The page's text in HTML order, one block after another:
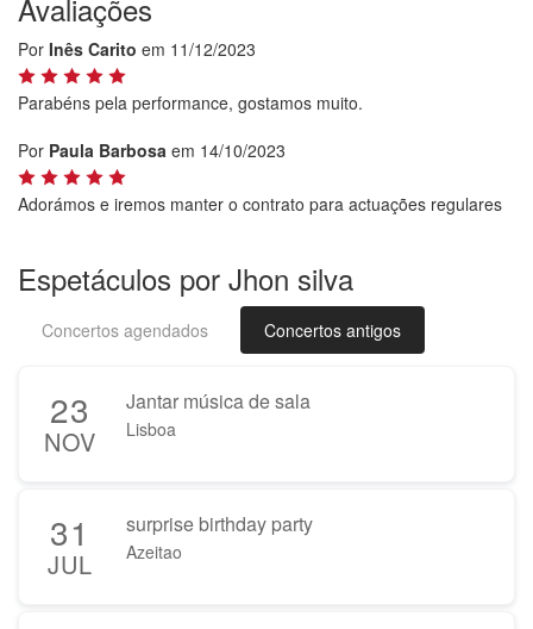
Avaliações
Por Inês Carito em 11/12/2023
Parabéns pela performance, gostamos muito.
Por Paula Barbosa em 14/10/2023
Adorámos e iremos manter o contrato para actuações regulares
Espetáculos por Jhon silva
Concertos agendados Concertos antigos
23
NOV
Jantar música de sala
Lisboa
31
JUL
surprise birthday party
Azeitao